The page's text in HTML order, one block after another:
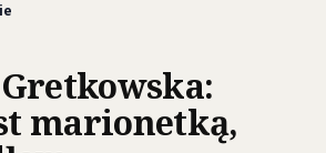
marionetką,